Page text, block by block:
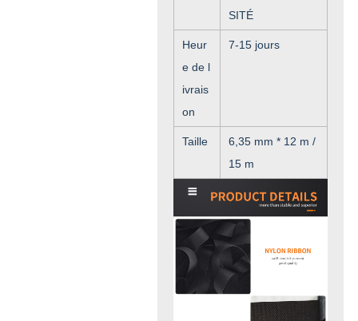
SITÉ
Heur
e de l
ivrais
on
7-15 jours
Taille
6,35 mm * 12 m /
15 m